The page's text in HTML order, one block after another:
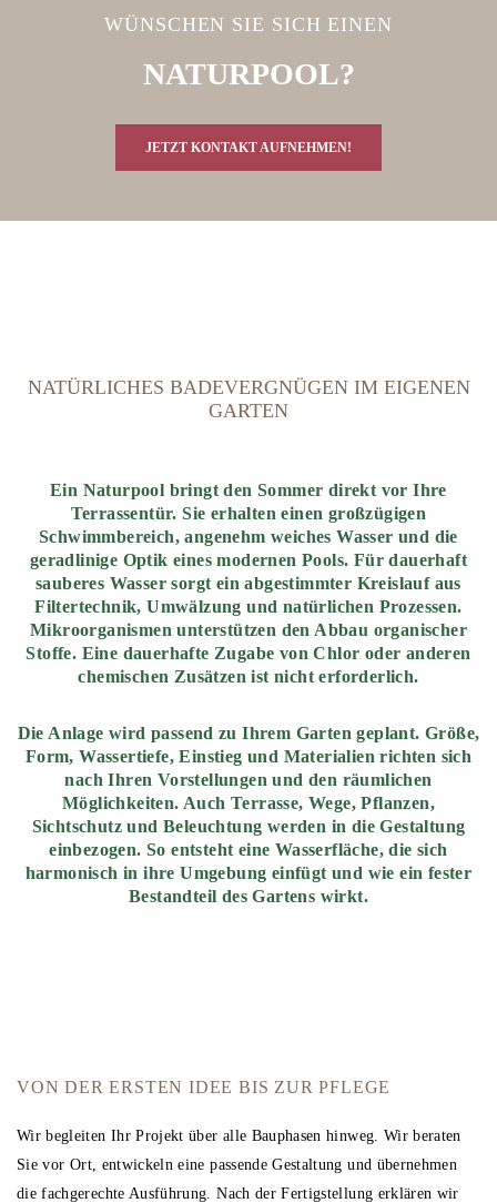
WÜNSCHEN SIE SICH EINEN
NATURPOOL?
JETZT KONTAKT AUFNEHMEN!
NATÜRLICHES BADEVERGNÜGEN IM EIGENEN
GARTEN
Ein Naturpool bringt den Sommer direkt vor Ihre
Terrassentür. Sie erhalten einen großzügigen
Schwimmbereich, angenehm weiches Wasser und die
geradlinige Optik eines modernen Pools. Für dauerhaft
sauberes Wasser sorgt ein abgestimmter Kreislauf aus
Filtertechnik, Umwälzung und natürlichen Prozessen.
Mikroorganismen unterstützen den Abbau organischer
Stoffe. Eine dauerhafte Zugabe von Chlor oder anderen
chemischen Zusätzen ist nicht erforderlich.
Die Anlage wird passend zu Ihrem Garten geplant. Größe,
Form, Wassertiefe, Einstieg und Materialien richten sich
nach Ihren Vorstellungen und den räumlichen
Möglichkeiten. Auch Terrasse, Wege, Pflanzen,
Sichtschutz und Beleuchtung werden in die Gestaltung
einbezogen. So entsteht eine Wasserfläche, die sich
harmonisch in ihre Umgebung einfügt und wie ein fester
Bestandteil des Gartens wirkt.
VON DER ERSTEN IDEE BIS ZUR PFLEGE
Wir begleiten Ihr Projekt über alle Bauphasen hinweg. Wir beraten
Sie vor Ort, entwickeln eine passende Gestaltung und übernehmen
die fachgerechte Ausführung. Nach der Fertigstellung erklären wir